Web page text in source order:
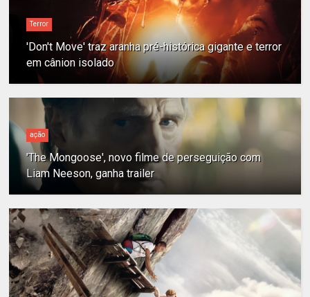
Terror
'Don't Move' traz aranha pré-histórica gigante e terror
em cânion isolado
ação
'The Mongoose', novo filme de perseguição com
Liam Neeson, ganha trailer